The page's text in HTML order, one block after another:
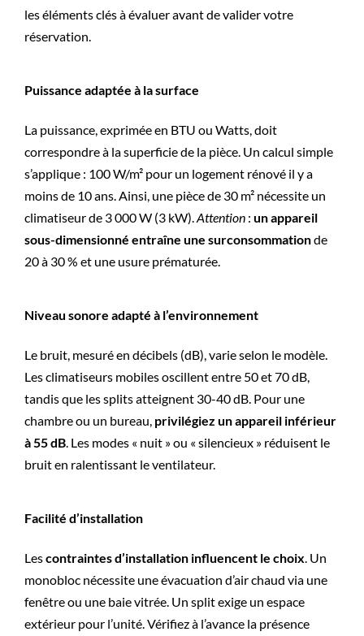
les éléments clés à évaluer avant de valider votre
réservation.
Puissance adaptée à la surface
La puissance, exprimée en BTU ou Watts, doit
correspondre à la superficie de la pièce. Un calcul simple
s’applique : 100 W/m² pour un logement rénové il y a
moins de 10 ans. Ainsi, une pièce de 30 m² nécessite un
climatiseur de 3 000 W (3 kW). Attention: un appareil
sous-dimensionné entraîne une surconsommationde
20 à 30 % et une usure prématurée.
Niveau sonore adapté à l’environnement
Le bruit, mesuré en décibels (dB), varie selon le modèle.
Les climatiseurs mobiles oscillent entre 50 et 70 dB,
tandis que les splits atteignent 30-40 dB. Pour une
chambre ou un bureau, privilégiez un appareil inférieur
à 55 dB. Les modes « nuit » ou « silencieux » réduisent le
bruit en ralentissant le ventilateur.
Facilité d’installation
Lescontraintes d’installation influencent le choix . Un
monobloc nécessite une évacuation d’air chaud via une
fenêtre ou une baie vitrée. Un split exige un espace
extérieur pour l’unité. Vérifiez à l’avance la présence